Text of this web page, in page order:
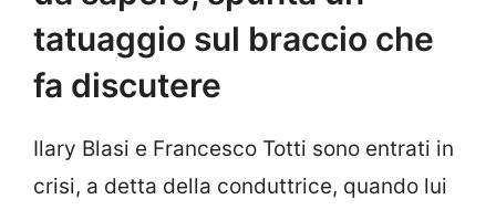
tatuaggio sul braccio che
fa discutere
Ilary Blasi e Francesco Totti sono entrati in
crisi, a detta della conduttrice, quando lui